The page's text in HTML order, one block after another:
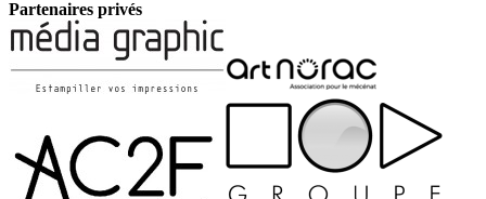
Partenaires privés